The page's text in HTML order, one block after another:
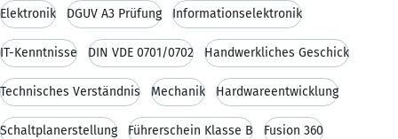
Elektronik DGUV A3 Prüfung Informationselektronik
IT-Kenntnisse DIN VDE 0701/0702 Handwerkliches Geschick
Technisches Verständnis Mechanik Hardwareentwicklung
Schaltplanerstellung Führerschein Klasse B Fusion 360